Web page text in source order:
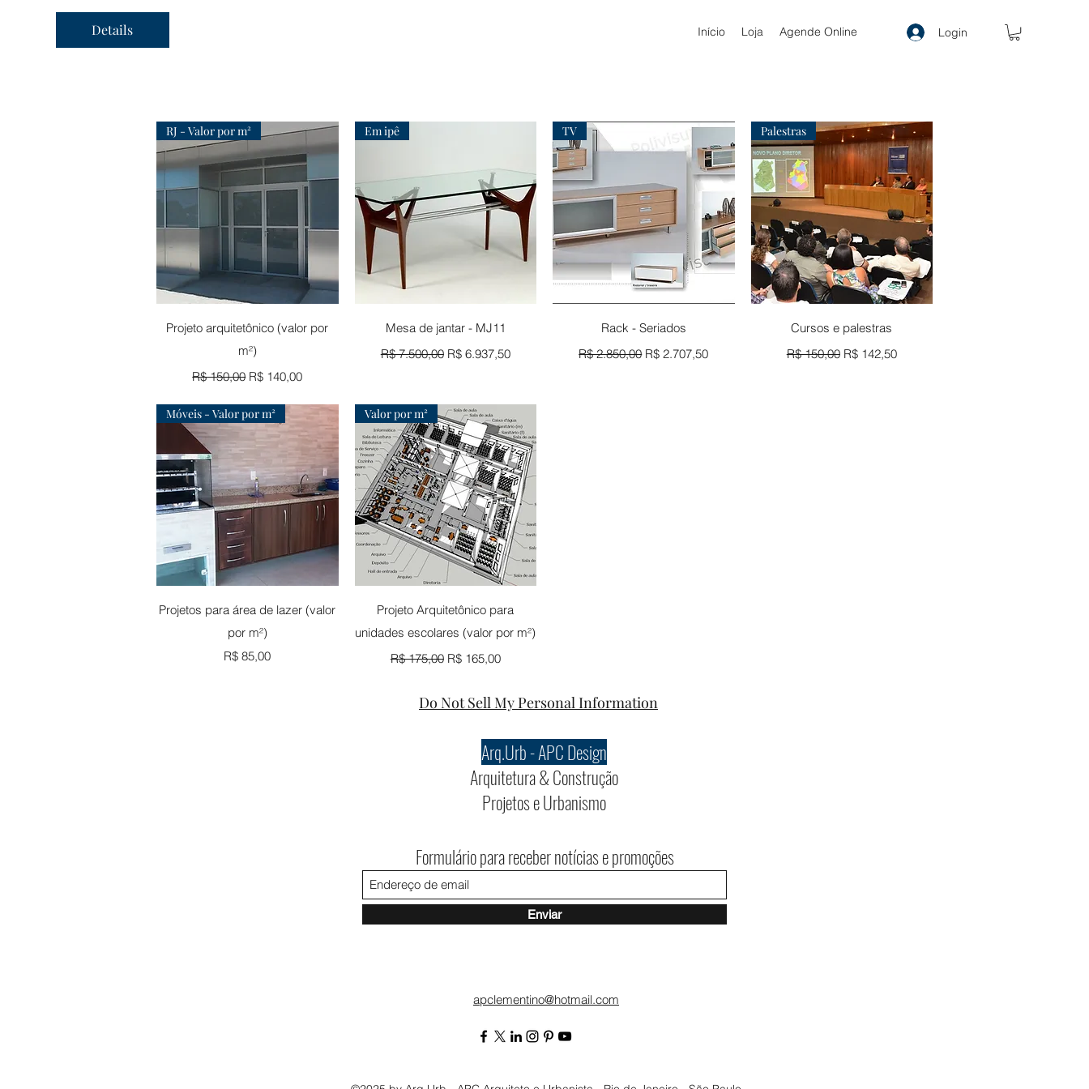
Início Loja Agende Online Login
Details
Visualização rápida
RJ - Valor por m²
Projeto arquitetônico (valor por
m²)
Preço normal
R$ 150,00 Preço promocional
R$ 140,00
Visualização rápida
Em ipê
Mesa de jantar - MJ11
Preço normal
R$ 7.500,00 Preço promocional
R$ 6.937,50
Visualização rápida
TV
Rack - Seriados
Preço normal
R$ 2.850,00 Preço promocional
R$ 2.707,50
Visualização rápida
Palestras
Cursos e palestras
Preço normal
R$ 150,00 Preço promocional
R$ 142,50
Visualização rápida
Móveis - Valor por m²
Projetos para área de lazer (valor
por m²)
Preço
R$ 85,00
Visualização rápida
Valor por m²
Projeto Arquitetônico para
unidades escolares (valor por m²)
Preço normal
R$ 175,00 Preço promocional
R$ 165,00
Do Not Sell My Personal Information
Arq.Urb - APC Design
Arquitetura & Construção
Projetos e Urbanismo
Formulário para receber notícias e promoções
Enviar
apclementino@hotmail.com